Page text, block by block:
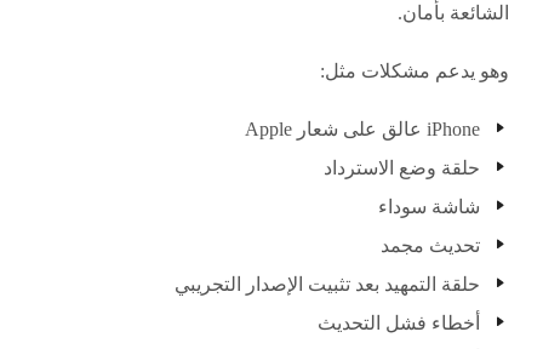
الشائعة بأمان.
وهو يدعم مشكلات مثل:
iPhone عالق على شعار Apple
حلقة وضع الاسترداد
شاشة سوداء
تحديث مجمد
حلقة التمهيد بعد تثبيت الإصدار التجريبي
أخطاء فشل التحديث